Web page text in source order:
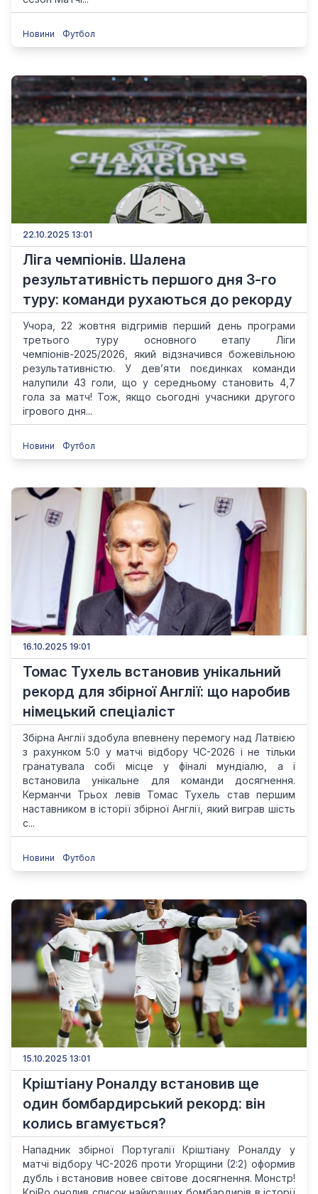
Новини Футбол
22.10.2025 13:01
Ліга чемпіонів. Шалена
результативність першого дня 3-го
туру: команди рухаються до рекорду
Учора, 22 жовтня відгримів перший день програми
третього туру основного етапу Ліги
чемпіонів-2025/2026, який відзначився божевільною
результативністю. У дев’яти поєдинках команди
налупили 43 голи, що у середньому становить 4,7
гола за матч! Тож, якщо сьогодні учасники другого
ігрового дня...
Новини Футбол
16.10.2025 19:01
Томас Тухель встановив унікальний
рекорд для збірної Англії: що наробив
німецький спеціаліст
Збірна Англії здобула впевнену перемогу над Латвією
з рахунком 5:0 у матчі відбору ЧС-2026 і не тільки
гранатувала собі місце у фіналі мундіалю, а і
встановила унікальне для команди досягнення.
Керманчи Трьох левів Томас Тухель став першим
наставником в історії збірної Англії, який виграв шість
с...
Новини Футбол
15.10.2025 13:01
Кріштіану Роналду встановив ще
один бомбардирський рекорд: він
колись вгамується?
Нападник збірної Португалії Кріштіану Роналду у
матчі відбору ЧС-2026 проти Угорщини (2:2) оформив
дубль і встановив новее світове досягнення. Монстр!